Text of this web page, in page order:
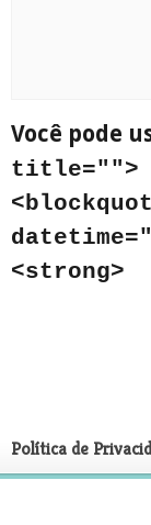
Você pode
title="">
<strong>
Política de